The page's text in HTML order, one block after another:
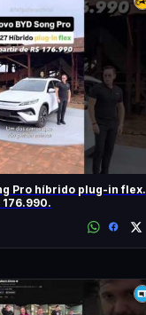
Pro híbrido plug-in flex.